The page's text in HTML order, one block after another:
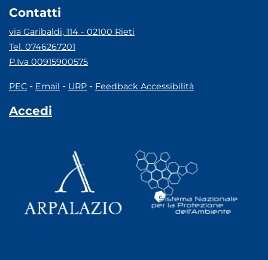
Contatti
via Garibaldi, 114 - 02100 Rieti
Tel. 0746267201
P.Iva 00915900575
PEC - Email - URP - Feedback Accessibilità
Accedi